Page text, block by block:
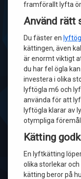
framförallt lyfta
Använd rätt
Du fäster en
kättingen, även
är enormt viktigt
du har fel ögla
investera i olika
lyftögla m6 och
använda för att
lyftögla klarar av
otympliga föremål.
Kätting
En lyftkätting
olika storlekar
kätting beror på